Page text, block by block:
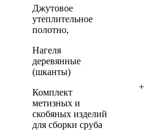
Джутовое
утеплительное
полотно,
Нагеля
деревянные
(шканты)
Комплект
метизных и
скобяных изделий
для сборки сруба
+